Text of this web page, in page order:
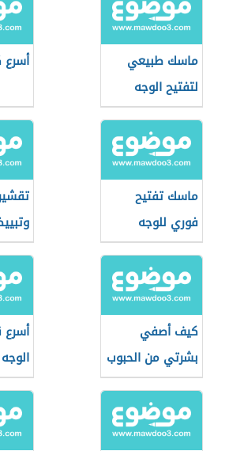
ماسك طبيعي
لتفتيح الوجه
أسرع
ماسك تفتيح
فوري للوجه
كيف أصفي
بشرتي من الحبوب
والبقع
أسرع